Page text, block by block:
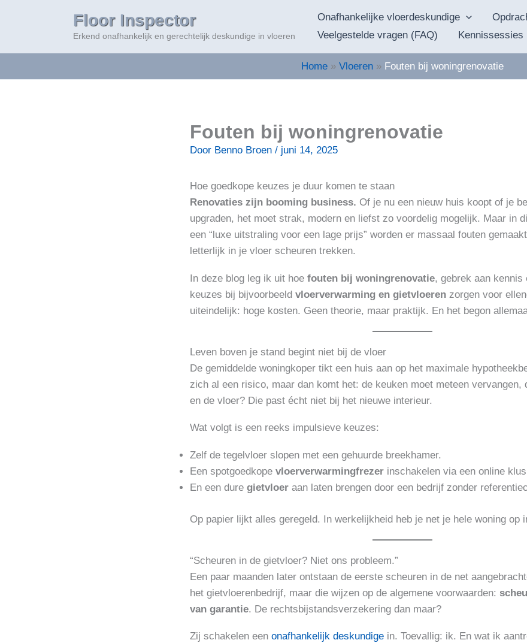
inhoud
Floor Inspector
Erkend onafhankelijk en gerechtelijk deskundige in vloeren
Onafhankelijke vloerdeskundige
Veelgestelde vragen (FAQ)
Kennissessies
Home Vloeren Fouten bij woningrenovatie
Fouten bij woningrenovatie
Door Benno Broen / juni 14, 2025
Hoe goedkope keuzes je duur komen te staan
Renovaties zijn booming business. Of je nu een nieuw huis koopt of je
upgraden, het moet strak, modern en liefst zo voordelig mogelijk. Maar in
een “luxe uitstraling voor een lage prijs” worden er massaal fouten
letterlijk in je vloer scheuren trekken.
In deze blog leg ik uit hoe fouten bij woningrenovatie, gebrek aan kennis
keuzes bij bijvoorbeeld vloerverwarming en gietvloeren zorgen voor
uiteindelijk: hoge kosten. Geen theorie, maar praktijk. En het begon
Leven boven je stand begint niet bij de vloer
De gemiddelde woningkoper tikt een huis aan op het maximale
zich al een risico, maar dan komt het: de keuken moet meteen vervangen,
en de vloer? Die past écht niet bij het nieuwe interieur.
Wat volgt is een reeks impulsieve keuzes:
Zelf de tegelvloer slopen met een gehuurde breekhamer.
Een spotgoedkope vloerverwarmingfrezer inschakelen via een online
En een dure gietvloer aan laten brengen door een bedrijf zonder
Op papier lijkt alles geregeld. In werkelijkheid heb je net je hele woning op
“Scheuren in de gietvloer? Niet ons probleem.”
Een paar maanden later ontstaan de eerste scheuren in de net
het gietvloerenbedrijf, maar die wijzen op de algemene voorwaarden:
van garantie. De rechtsbijstandsverzekering dan maar?
Zij schakelen een onafhankelijk deskundige in. Toevallig: ik. En wat ik